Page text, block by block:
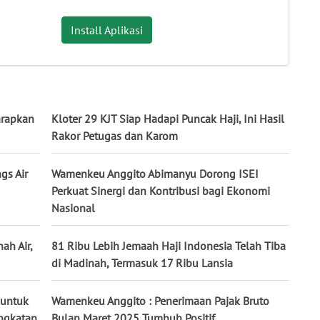
Install Aplikasi
Kloter 29 KJT Siap Hadapi Puncak Haji, Ini Hasil
Rakor Petugas dan Karom
Air
Wamenkeu Anggito Abimanyu Dorong ISEI
Perkuat Sinergi dan Kontribusi bagi Ekonomi
Nasional
Air,
81 Ribu Lebih Jemaah Haji Indonesia Telah Tiba
di Madinah, Termasuk 17 Ribu Lansia
Wamenkeu Anggito : Penerimaan Pajak Bruto